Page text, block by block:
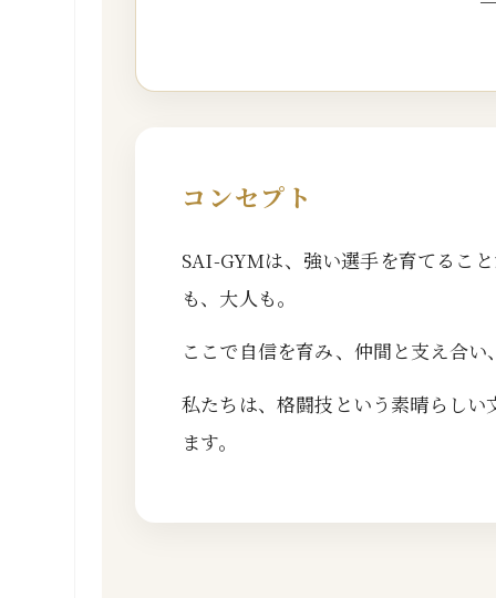
コンセプト
SAI-GYMは、強い選手を育てるこ
も、大人も。
ここで自信を育み、仲間と支え合
私たちは、格闘技という素晴らし
ます。